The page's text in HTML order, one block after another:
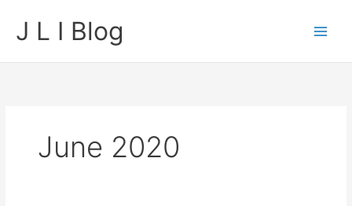
content
J L I Blog
June 2020